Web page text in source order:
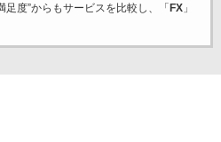
足度”からもサービスを比較し、「FX」